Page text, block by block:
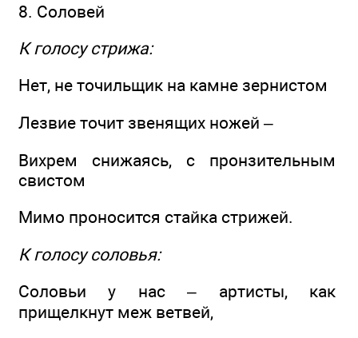
8. Соловей
К голосу стрижа:
Нет, не точильщик на камне зернистом
Лезвие точит звенящих ножей –
Вихрем снижаясь, с пронзительным
свистом
Мимо проносится стайка стрижей.
К голосу соловья:
Соловьи у нас – артисты, как
прищелкнут меж ветвей,